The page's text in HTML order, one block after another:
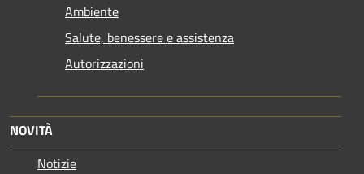
Ambiente
Salute, benessere e assistenza
Autorizzazioni
NOVITÀ
Notizie